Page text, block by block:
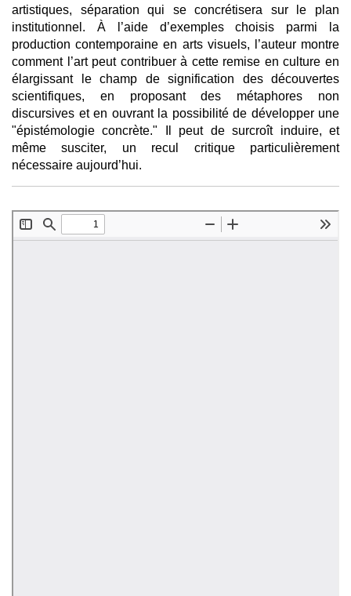
artistiques, séparation qui se concrétisera sur le plan
institutionnel. À l’aide d’exemples choisis parmi la
production contemporaine en arts visuels, l’auteur montre
comment l’art peut contribuer à cette remise en culture en
élargissant le champ de signification des découvertes
scientifiques, en proposant des métaphores non
discursives et en ouvrant la possibilité de développer une
"épistémologie concrète." Il peut de surcroît induire, et
même susciter, un recul critique particulièrement
nécessaire aujourd’hui.